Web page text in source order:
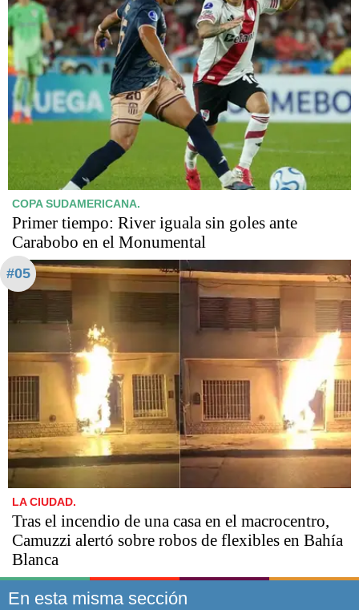
COPA SUDAMERICANA.
Primer tiempo: River iguala sin goles ante
Carabobo en el Monumental
#05
LA CIUDAD.
Tras el incendio de una casa en el macrocentro,
Camuzzi alertó sobre robos de flexibles en Bahía
Blanca
En esta misma sección